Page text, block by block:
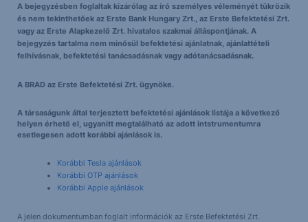
A bejegyzésben foglaltak kizárólag az író személyes véleményét tükrözik
és nem tekinthetőek az Erste Bank Hungary Zrt., az Erste Befektetési Zrt.
vagy az Erste Alapkezelő Zrt. hivatalos szakmai álláspontjának. A
bejegyzés tartalma nem minősül befektetési ajánlatnak, ajánlattételi
felhívásnak, befektetési tanácsadásnak vagy adótanácsadásnak.
A BRAD az Erste Befektetési Zrt. ügynöke.
A társaságunk által terjesztett befektetési ajánlások listája a következő
helyen érhető el, ugyanitt megtalálható az adott intstrumentumra
esetlegesen adott korábbi ajánlások is.
Korábbi Tesla ajánlások
Korábbi OTP ajánlások
Korábbi Apple ajánlások
A jelen dokumentumban foglalt információk az Erste Befektetési Zrt.